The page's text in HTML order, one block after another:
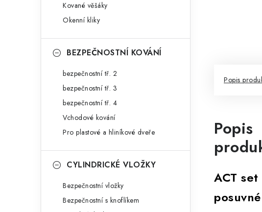
Kované věšáky
Okenní kliky
BEZPEČNOSTNÍ KOVÁNÍ
bezpečnostní tř. 2
bezpečnostní tř. 3
bezpečnostní tř. 4
Vchodové kování
Pro plastové a hliníkové dveře
CYLINDRICKÉ VLOŽKY
Bezpečnostní vložky
Bezpečnostní s knoflíkem
Popis
Popis
ACT